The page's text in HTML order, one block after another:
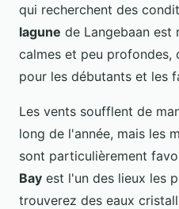
qui recherchent des
lagune de Langebaan est
calmes et peu profondes,
pour les débutants et les
Les vents soufflent de
long de l'année, mais les
sont particulièrement
Bay est l'un des lieux les
trouverez des eaux